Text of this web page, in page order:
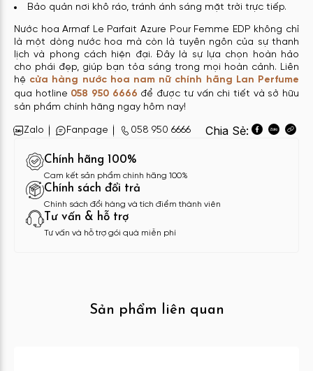
Bảo quản nơi khô ráo, tránh ánh sáng mặt trời trực tiếp.
Nước hoa Armaf Le Parfait Azure Pour Femme EDP không chỉ
là một dòng nước hoa mà còn là tuyên ngôn của sự thanh
lịch và phong cách hiện đại. Đây là sự lựa chọn hoàn hảo
cho phái đẹp, giúp bạn tỏa sáng trong mọi hoàn cảnh. Liên
hệ cửa hàng nước hoa nam nữ chính hãng Lan Perfume
qua hotline 058 950 6666 để được tư vấn chi tiết và sở hữu
sản phẩm chính hãng ngay hôm nay!
Zalo Fanpage 058 950 6666 Chia Sẻ:
Chính hãng 100%
Cam kết sản phẩm chính hãng 100%
Chính sách đổi trả
Chính sách đổi hàng và tích điểm thành viên
Tư vấn & hỗ trợ
Tư vấn và hỗ trợ gói quà miễn phí
Sản phẩm liên quan